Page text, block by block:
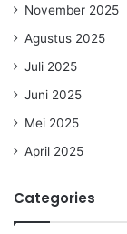
November 2025
Agustus 2025
Juli 2025
Juni 2025
Mei 2025
April 2025
Categories